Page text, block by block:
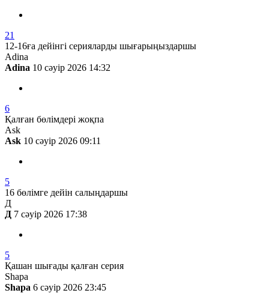
21
12-16ға дейінгі серияларды шығарыңыздаршы
Adina
Adina 10 сәуір 2026 14:32
6
Қалған бөлімдері жоқпа
Ask
Ask 10 сәуір 2026 09:11
5
16 бөлімге дейін салыңдаршы
Д
Д 7 сәуір 2026 17:38
5
Қашан шығады қалған серия
Shapa
Shapa 6 сәуір 2026 23:45